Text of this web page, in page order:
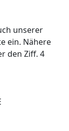
unserer
ein. Nähere
den Ziff. 4